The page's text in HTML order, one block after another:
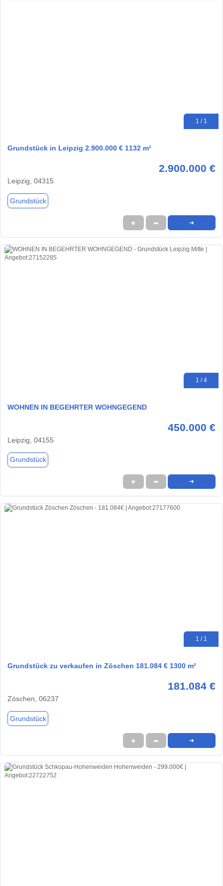
1 / 1
Grundstück in Leipzig 2.900.000 € 1132 m²
2.900.000 €
Leipzig, 04315
Grundstück
★ ➦ ➜
1 / 4
WOHNEN IN BEGEHRTER WOHNGEGEND
450.000 €
Leipzig, 04155
Grundstück
★ ➦ ➜
1 / 1
Grundstück zu verkaufen in Zöschen 181.084 € 1300 m²
181.084 €
Zöschen, 06237
Grundstück
★ ➦ ➜